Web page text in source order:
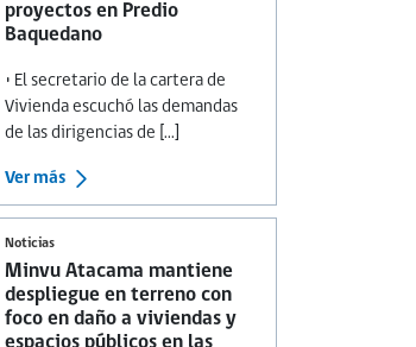
proyectos en Predio
Baquedano
• El secretario de la cartera de
Vivienda escuchó las demandas
de las dirigencias de [...]
Ver más
Noticias
Minvu Atacama mantiene
despliegue en terreno con
foco en daño a viviendas y